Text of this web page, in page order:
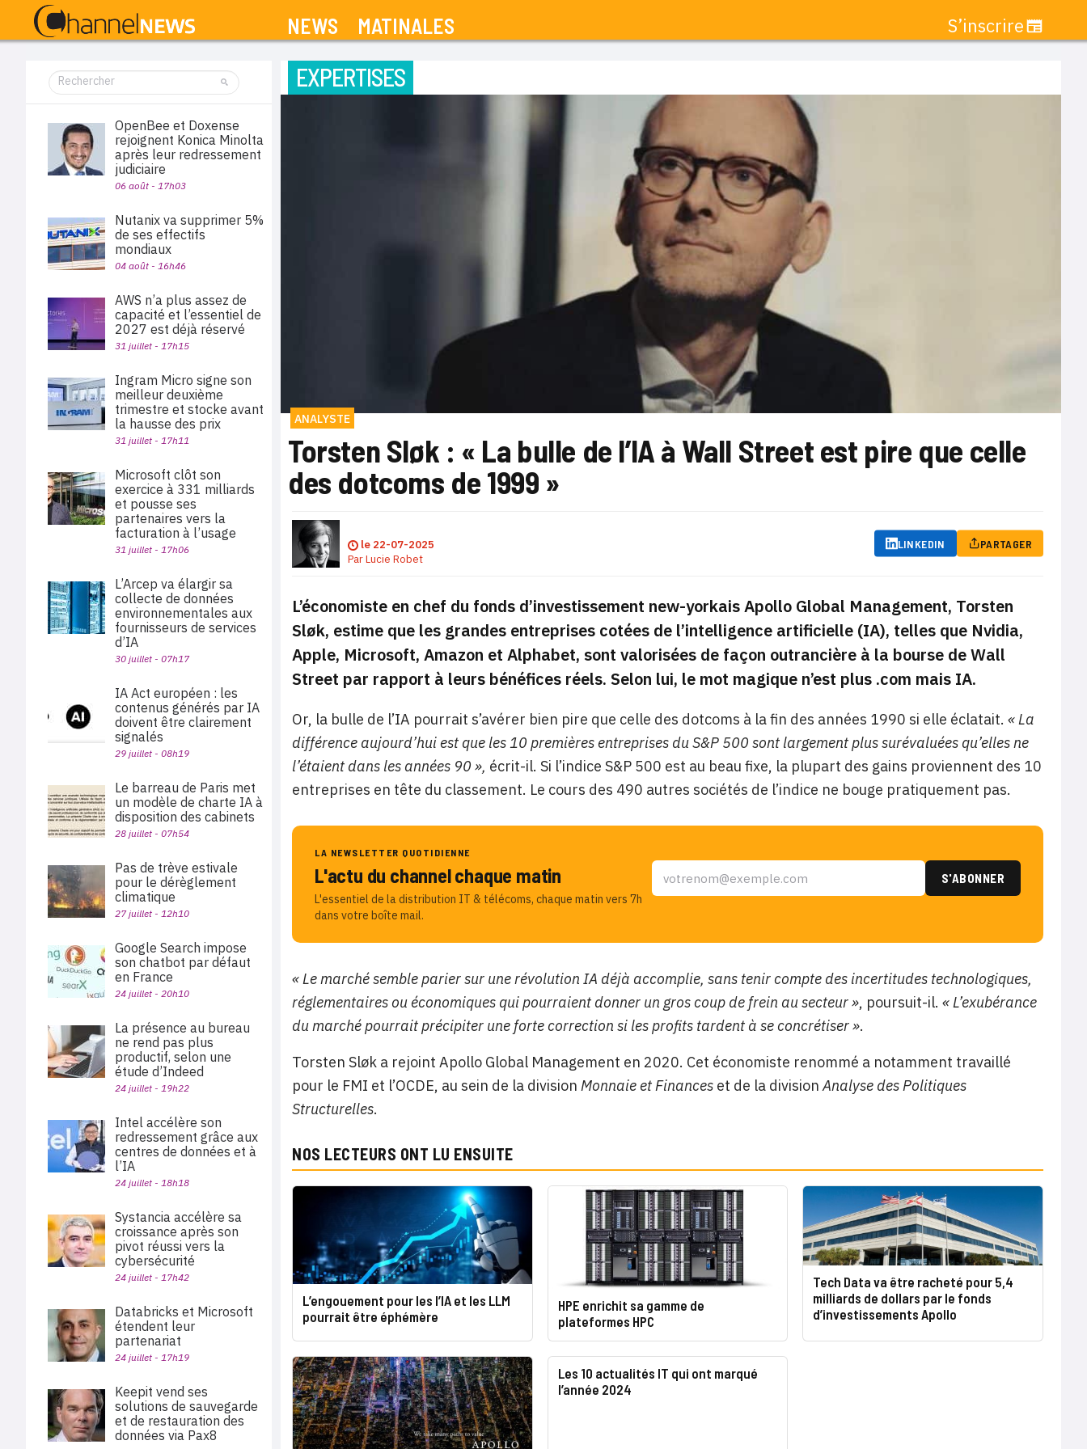
NEWS MATINALES S’inscrire
EXPERTISES
ANALYSTE
Torsten Sløk : « La bulle de l’IA à Wall Street est pire que celle
des dotcoms de 1999 »
le 22-07-2025
ParLucie Robet
LINKEDIN PARTAGER
L’économiste en chef du fonds d’investissement new-yorkais Apollo Global Management, Torsten
Sløk, estime que les grandes entreprises cotées de l’intelligence artificielle (IA), telles que Nvidia,
Apple, Microsoft, Amazon et Alphabet, sont valorisées de façon outrancière à la bourse de Wall
Street par rapport à leurs bénéfices réels. Selon lui, le mot magique n’est plus .com mais IA.
Or, la bulle de l’IA pourrait s’avérer bien pire que celle des dotcoms à la fin des années 1990 si elle éclatait. « La
différence aujourd’hui est que les 10 premières entreprises du S&P 500 sont largement plus surévaluées qu’elles ne
l’étaient dans les années 90 », écrit-il. Si l’indice S&P 500 est au beau fixe, la plupart des gains proviennent des 10
entreprises en tête du classement. Le cours des 490 autres sociétés de l’indice ne bouge pratiquement pas.
LA NEWSLETTER QUOTIDIENNE
L'actu du channel chaque matin
L'essentiel de la distribution IT & télécoms, chaque matin vers 7h
dans votre boîte mail.
« Le marché semble parier sur une révolution IA déjà accomplie, sans tenir compte des incertitudes technologiques,
réglementaires ou économiques qui pourraient donner un gros coup de frein au secteur », poursuit-il. « L’exubérance
du marché pourrait précipiter une forte correction si les profits tardent à se concrétiser ».
Torsten Sløk a rejoint Apollo Global Management en 2020. Cet économiste renommé a notamment travaillé
pour le FMI et l’OCDE, au sein de la division Monnaie et Finances et de la divisionAnalyse des Politiques
Structurelles.
NOS LECTEURS ONT LU ENSUITE
L’engouement pour les l’IA et les LLM
pourrait être éphémère
HPE enrichit sa gamme de
plateformes HPC
Tech Data va être racheté pour 5,4
milliards de dollars par le fonds
d’investissements Apollo
Les 10 actualités IT qui ont marqué
l’année 2024
OpenBee et Doxense
rejoignent Konica Minolta
après leur redressement
judiciaire
06 août - 17h03
Nutanix va supprimer 5%
de ses effectifs
mondiaux
04 août - 16h46
AWS n’a plus assez de
capacité et l’essentiel de
2027 est déjà réservé
31 juillet - 17h15
Ingram Micro signe son
meilleur deuxième
trimestre et stocke avant
la hausse des prix
31 juillet - 17h11
Microsoft clôt son
exercice à 331 milliards
et pousse ses
partenaires vers la
facturation à l’usage
31 juillet - 17h06
L’Arcep va élargir sa
collecte de données
environnementales aux
fournisseurs de services
d’IA
30 juillet - 07h17
IA Act européen : les
contenus générés par IA
doivent être clairement
signalés
29 juillet - 08h19
Le barreau de Paris met
un modèle de charte IA à
disposition des cabinets
28 juillet - 07h54
Pas de trève estivale
pour le dérèglement
climatique
27 juillet - 12h10
Google Search impose
son chatbot par défaut
en France
24 juillet - 20h10
La présence au bureau
ne rend pas plus
productif, selon une
étude d’Indeed
24 juillet - 19h22
Intel accélère son
redressement grâce aux
centres de données et à
l’IA
24 juillet - 18h18
Systancia accélère sa
croissance après son
pivot réussi vers la
cybersécurité
24 juillet - 17h42
Databricks et Microsoft
étendent leur
partenariat
24 juillet - 17h19
Keepit vend ses
solutions de sauvegarde
et de restauration des
données via Pax8